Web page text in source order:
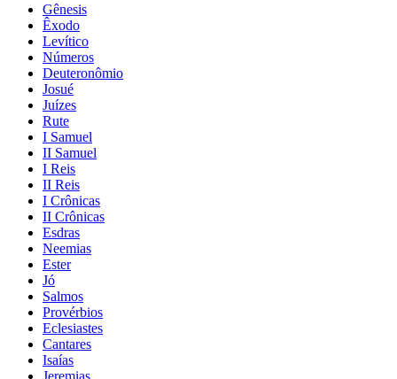
Gênesis
Êxodo
Levítico
Números
Deuteronômio
Josué
Juízes
Rute
I Samuel
II Samuel
I Reis
II Reis
I Crônicas
II Crônicas
Esdras
Neemias
Ester
Jó
Salmos
Provérbios
Eclesiastes
Cantares
Isaías
Jeremias